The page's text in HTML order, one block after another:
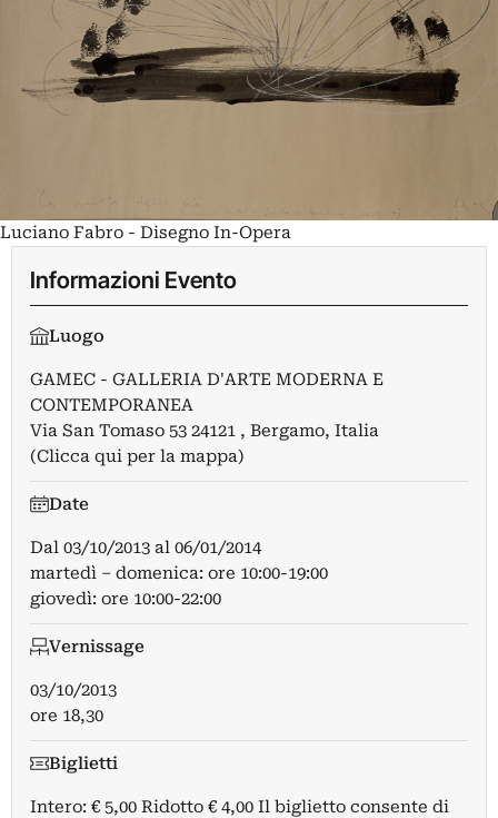
Luciano Fabro - Disegno In-Opera
Informazioni Evento
Luogo
GAMEC - GALLERIA D'ARTE MODERNA E
CONTEMPORANEA
Via San Tomaso 53 24121 , Bergamo, Italia
(Clicca qui per la mappa)
Date
Dal 03/10/2013 al 06/01/2014
martedì – domenica: ore 10:00-19:00
giovedì: ore 10:00-22:00
Vernissage
03/10/2013
ore 18,30
Biglietti
Intero: € 5,00 Ridotto € 4,00 Il biglietto consente di